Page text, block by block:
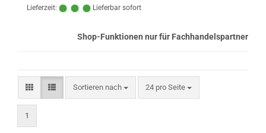
Lieferzeit:
Lieferbar sofort
Shop-Funktionen nur für Fachhandelspartner
Sortieren nach
Sortieren nach 24 pro Seite
pro Seite
1